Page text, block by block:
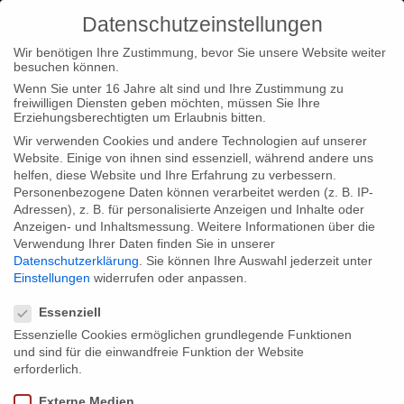
Home Startseite Christian Beetz beim South Africa Panel
Christian Beetz beim South Africa Panel
Christian Beetz nimmt im Rahmen der Berlinale an der Panel-
Diskussion zum Thema Deutsch-Südafrikanische
Kooperationen teil. Dort wird er über die Erfahrungen bei der
Produktion von “Madiba – Das Vermächtnis des Nelson
Datenschutzeinstellungen
Wir benötigen Ihre Zustimmung, bevor Sie unsere Website weiter
besuchen können.
Wenn Sie unter 16 Jahre alt sind und Ihre Zustimmung zu
freiwilligen Diensten geben möchten, müssen Sie Ihre
Erziehungsberechtigten um Erlaubnis bitten.
Wir verwenden Cookies und andere Technologien auf unserer
Website. Einige von ihnen sind essenziell, während andere uns
helfen, diese Website und Ihre Erfahrung zu verbessern.
Personenbezogene Daten können verarbeitet werden (z. B. IP-
Adressen), z. B. für personalisierte Anzeigen und Inhalte oder
Anzeigen- und Inhaltsmessung. Weitere Informationen über die
Verwendung Ihrer Daten finden Sie in unserer
Datenschutzerklärung
Sie können Ihre Auswahl jederzeit unter
Einstellungen widerrufen oder anpassen.
Essenziell
Essenzielle Cookies ermöglichen grundlegende Funktionen
und sind für die einwandfreie Funktion der Website
erforderlich.